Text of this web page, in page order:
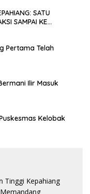
SATU
SAMPAI KE
Pertama Telah
Ilir Masuk
Kelobak